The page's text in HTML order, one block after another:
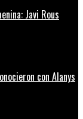
Javi Rous
con Alanys